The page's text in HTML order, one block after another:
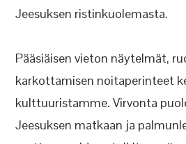
Jeesuksen ristinkuolemasta.
Pääsiäisen vieton näytelmät,
karkottamisen noitaperinteet
kulttuuristamme. Virvonta
Jeesuksen matkaan ja